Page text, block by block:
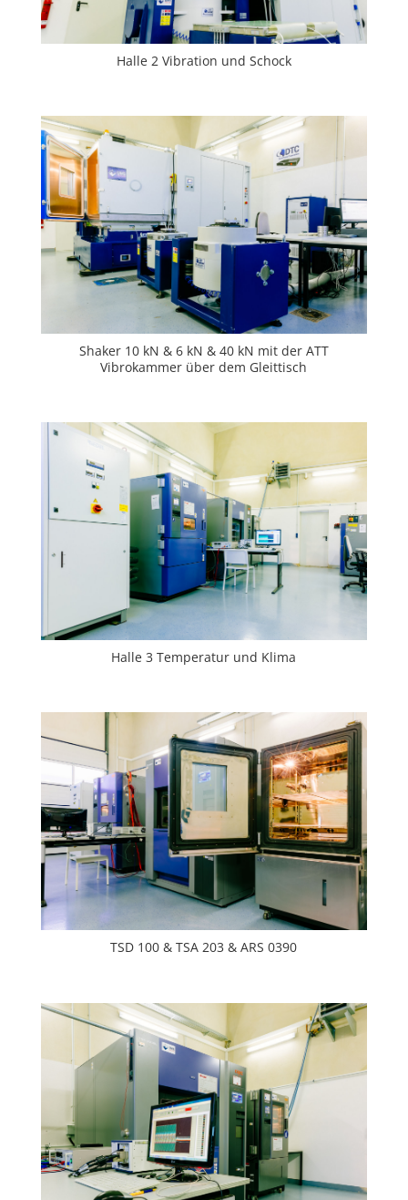
Halle 2 Vibration und Schock
Shaker 10 kN & 6 kN & 40 kN mit der ATT
Vibrokammer über dem Gleittisch
Halle 3 Temperatur und Klima
TSD 100 & TSA 203 & ARS 0390